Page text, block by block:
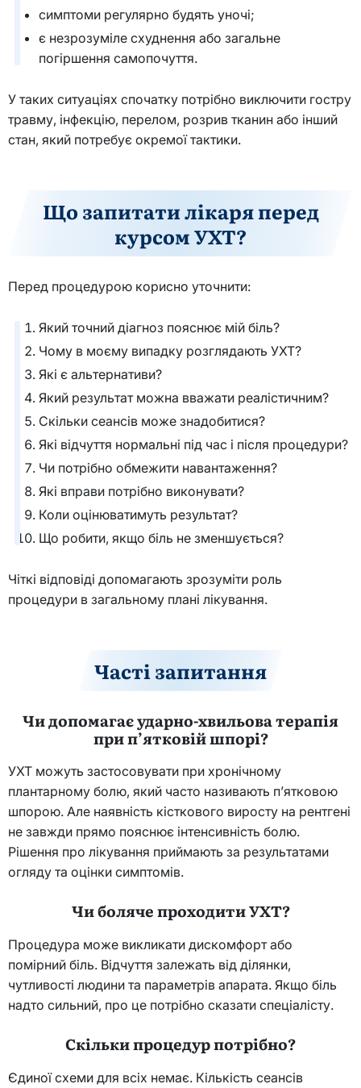
симптоми регулярно будять уночі;
є незрозуміле схуднення або загальне
погіршення самопочуття.
У таких ситуаціях спочатку потрібно виключити гостру
травму, інфекцію, перелом, розрив тканин або інший
стан, який потребує окремої тактики.
Що запитати лікаря перед
курсом УХТ?
Перед процедурою корисно уточнити:
Який точний діагноз пояснює мій біль?
Чому в моєму випадку розглядають УХТ?
Які є альтернативи?
Який результат можна вважати реалістичним?
Скільки сеансів може знадобитися?
Які відчуття нормальні під час і після процедури?
Чи потрібно обмежити навантаження?
Які вправи потрібно виконувати?
Коли оцінюватимуть результат?
Що робити, якщо біль не зменшується?
Чіткі відповіді допомагають зрозуміти роль
процедури в загальному плані лікування.
Часті запитання
Чи допомагає ударно-хвильова терапія
при п’ятковій шпорі?
УХТ можуть застосовувати при хронічному
плантарному болю, який часто називають п’ятковою
шпорою. Але наявність кісткового виросту на рентгені
не завжди прямо пояснює інтенсивність болю.
Рішення про лікування приймають за результатами
огляду та оцінки симптомів.
Чи боляче проходити УХТ?
Процедура може викликати дискомфорт або
помірний біль. Відчуття залежать від ділянки,
чутливості людини та параметрів апарата. Якщо біль
надто сильний, про це потрібно сказати спеціалісту.
Скільки процедур потрібно?
Єдиної схеми для всіх немає. Кількість сеансів